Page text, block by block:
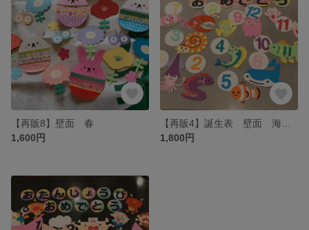
【再販8】壁面 春
1,600円
1,800円